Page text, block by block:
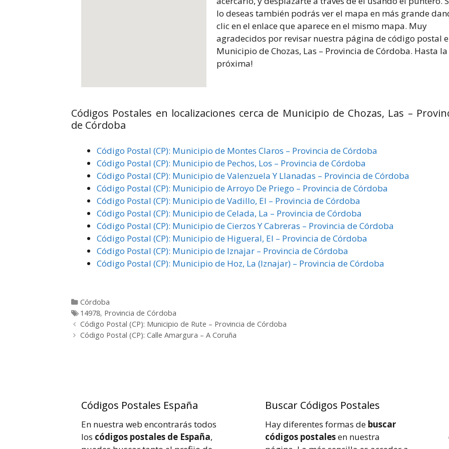
lo deseas también podrás ver el mapa en más grande
clic en el enlace que aparece en el mismo mapa. Muy
agradecidos por revisar nuestra página de código postal
Municipio de Chozas, Las – Provincia de Córdoba. Hasta la
próxima!
Códigos Postales en localizaciones cerca de Municipio de Chozas, Las –
de Córdoba
Código Postal (CP): Municipio de Montes Claros – Provincia de Córdoba
Código Postal (CP): Municipio de Pechos, Los – Provincia de Córdoba
Código Postal (CP): Municipio de Valenzuela Y Llanadas – Provincia de Córdoba
Código Postal (CP): Municipio de Arroyo De Priego – Provincia de Córdoba
Código Postal (CP): Municipio de Vadillo, El – Provincia de Córdoba
Código Postal (CP): Municipio de Celada, La – Provincia de Córdoba
Código Postal (CP): Municipio de Cierzos Y Cabreras – Provincia de Córdoba
Código Postal (CP): Municipio de Higueral, El – Provincia de Córdoba
Código Postal (CP): Municipio de Iznajar – Provincia de Córdoba
Código Postal (CP): Municipio de Hoz, La (Iznajar) – Provincia de Córdoba
Categorías
Córdoba
Etiquetas
14978, Provincia de Córdoba
Post
navigation
Código Postal (CP): Municipio de Rute – Provincia de Córdoba
Código Postal (CP): Calle Amargura – A Coruña
Códigos Postales España
En nuestra web encontrarás todos
los códigos postales de España,
Buscar Códigos Postales
Hay diferentes formas de buscar
códigos postalesen nuestra